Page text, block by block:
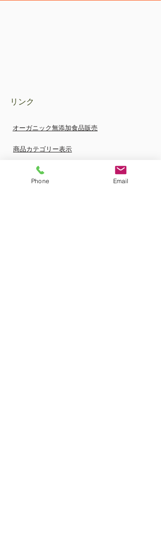
リンク
オーガニック無添加食品販売
商品カテゴリー表示
特定商取引法法に基づく表示
Phone Email